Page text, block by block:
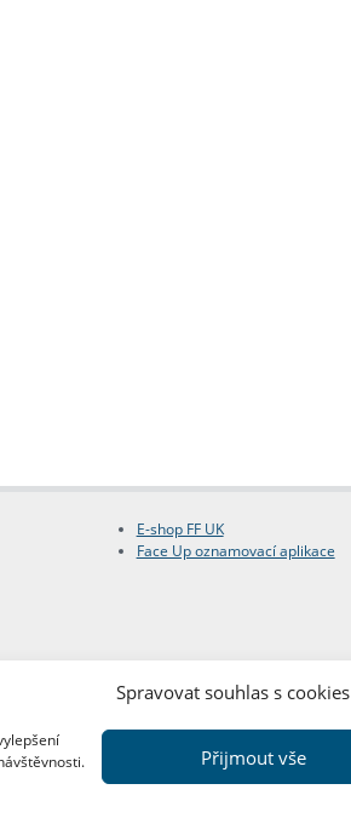
Spravovat souhlas s cookies
Přijmout vše
E-shop FF UK
Face Up oznamovací aplikace